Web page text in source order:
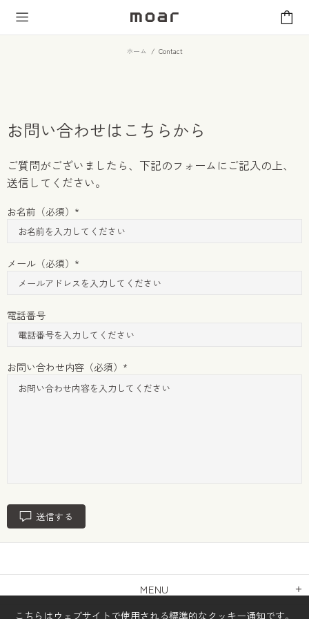
ホーム Contact
お問い合わせは​こちらから
ご質問がございましたら、下記のフォームにご記入の上、
送信してください。
お名前（必須）
メール（必須）
電話番号
お問い合わせ内容（必須）
送信する
MENU
こちらはウェブサイトで使用される標準的なクッキー通知です。